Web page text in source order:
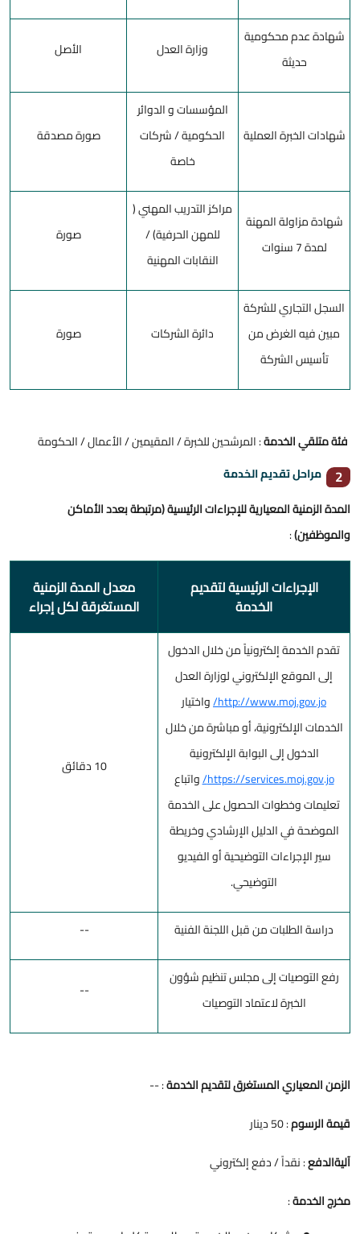
شهادة عدم محكومية
حديثة
وزارة العدل الأصل
شهادات الخبرة العملية
المؤسسات و الدوائر
الحكومية / شركات
خاصة
صورة مصدقة
شهادة مزاولة المهنة
لمدة 7 سنوات
مراكز التدريب المهني (
للمهن الحرفية) /
النقابات المهنية
صورة
السجل التجاري للشركة
مبين فيه الغرض من
تأسيس الشركة
دائرة الشركات صورة
فئة متلقي الخدمة: المرشحين للخبرة / المقيمين / الأعمال / الحكومة
2
مراحل تقديم الخدمة
المدة الزمنية المعيارية للإجراءات الرئيسية (مرتبطة بعدد الأماكن
والموظفين):
الإجراءات الرئيسية لتقديم
الخدمة
معدل المدة الزمنية
المستغرقة لكل إجراء
تقدم الخدمة إلكترونياً من خلال الدخول
إلى الموقع الإلكتروني لوزارة العدل
http://www.moj.gov.jo/ واختيار
الخدمات الإلكترونية، أو مباشرة من خلال
الدخول إلى البوابة الإلكترونية
https://services.moj.gov.jo/ واتباع
تعليمات وخطوات الحصول على الخدمة
الموضحة في الدليل الإرشادي وخريطة
سير الإجراءات التوضيحية أو الفيديو
التوضيحي.
10 دقائق
دراسة الطلبات من قبل اللجنة الفنية --
رفع التوصيات إلى مجلس تنظيم شؤون
الخبرة لاعتماد التوصيات
--
الزمن المعياري المستغرق لتقديم الخدمة: --
قيمة الرسوم: 50 دينار
آليةالدفع: نقداً / دفع إلكتروني
مخرج الخدمة: